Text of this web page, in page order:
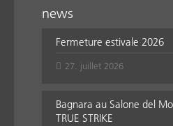
news
Fermeture estivale 2026
27. juillet 2026
Bagnara au Salone del
TRUE STRIKE